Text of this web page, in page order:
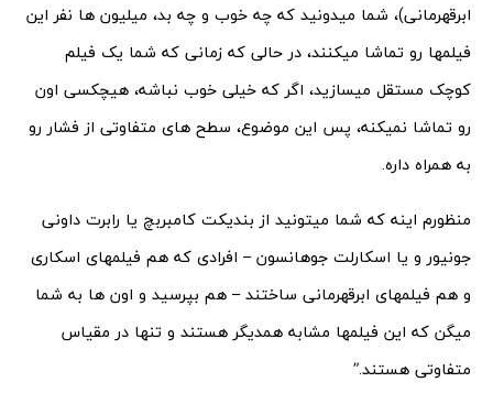
ابرقهرمانی)، شما میدونید که چه خوب و چه بد، میلیون ها نفر این
فیلمها رو تماشا میکنند، در حالی که زمانی که شما یک فیلم
کوچک مستقل میسازید، اگر که خیلی خوب نباشه، هیچکسی اون
رو تماشا نمیکنه، پس این موضوع، سطح های متفاوتی از فشار رو
به همراه داره.
منظورم اینه که شما میتونید از بندیکت کامبربچ یا رابرت داونی
جونیور و یا اسکارلت جوهانسون – افرادی که هم فیلمهای اسکاری
و هم فیلمهای ابرقهرمانی ساختند – هم بپرسید و اون ها به شما
میگن که این فیلمها مشابه همدیگر هستند و تنها در مقیاس
متفاوتی هستند.”